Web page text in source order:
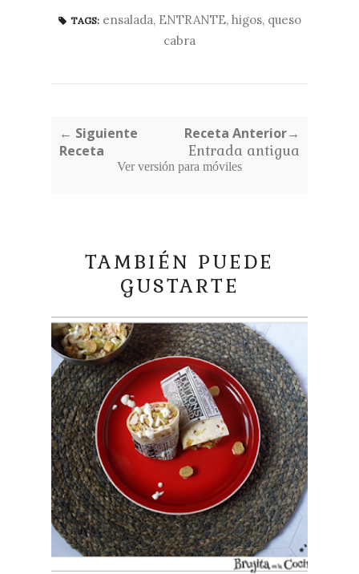
TAGS: ensalada, ENTRANTE, higos, queso
cabra
← Siguiente
Receta
Receta Anterior→
Entrada antigua
Ver versión para móviles
TAMBIÉN PUEDE
GUSTARTE